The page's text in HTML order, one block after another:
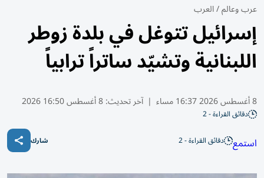
عرب وعالم/العرب
إسرائيل تتوغل في بلدة زوطر
اللبنانية وتشيّد ساتراً ترابياً
8 أغسطس 2026 16:37 مساء | آخر تحديث:8 أغسطس 16:50 2026
دقائق القراءة - 2
استمع دقائق القراءة - 2 شارك